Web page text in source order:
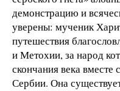
демонстрацию и
уверены: мученик
путешествия
и Метохии, за народ
скончания века
Сербии. Она